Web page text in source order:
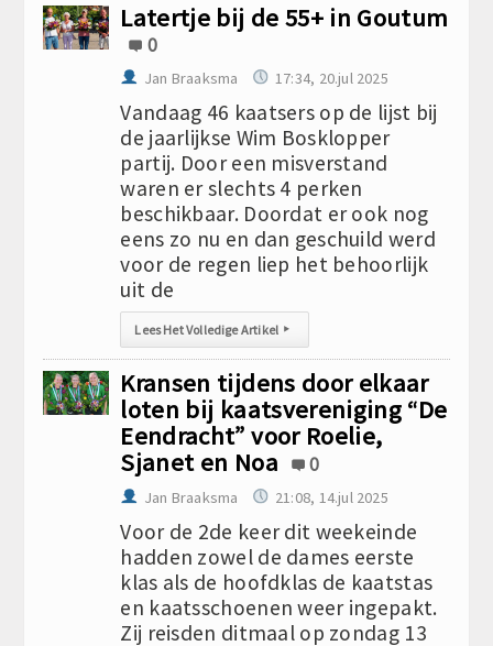
Latertje bij de 55+ in Goutum
0
Jan Braaksma 17:34, 20.jul 2025
Vandaag 46 kaatsers op de lijst bij
de jaarlijkse Wim Bosklopper
partij. Door een misverstand
waren er slechts 4 perken
beschikbaar. Doordat er ook nog
eens zo nu en dan geschuild werd
voor de regen liep het behoorlijk
uit de
Lees Het Volledige Artikel ▸
Kransen tijdens door elkaar
loten bij kaatsvereniging “De
Eendracht” voor Roelie,
Sjanet en Noa
0
Jan Braaksma 21:08, 14.jul 2025
Voor de 2de keer dit weekeinde
hadden zowel de dames eerste
klas als de hoofdklas de kaatstas
en kaatsschoenen weer ingepakt.
Zij reisden ditmaal op zondag 13